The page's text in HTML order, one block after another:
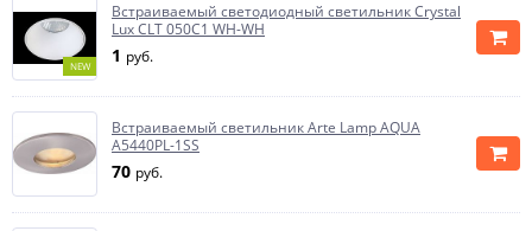
NEW
Встраиваемый светодиодный светильник Crystal
Lux CLT 050C1 WH-WH
1 руб.
Встраиваемый светильник Arte Lamp AQUA
A5440PL-1SS
70 руб.